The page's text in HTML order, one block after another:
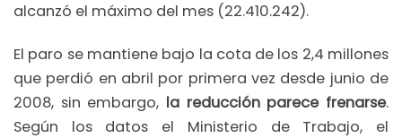
alcanzó el máximo del mes (22.410.242).
El paro se mantiene bajo la cota de los 2,4 millones
que perdió en abril por primera vez desde junio de
2008, sin embargo, la reducción parece frenarse.
Según los datos el Ministerio de Trabajo, el